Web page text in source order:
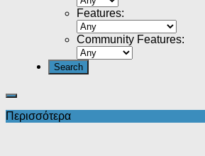
Features:
Community Features:
Περισσότερα